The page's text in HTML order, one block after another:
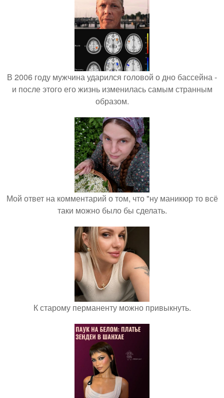
В 2006 году мужчина ударился головой о дно бассейна -
и после этого его жизнь изменилась самым странным
образом.
Мой ответ на комментарий о том, что "ну маникюр то всё
таки можно было бы сделать.
К старому перманенту можно привыкнуть.